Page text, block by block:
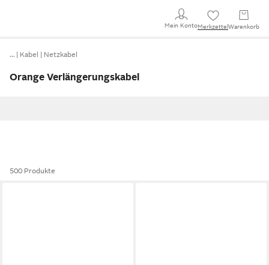
Mein KontoMerkzettel Warenkorb
… Kabel Netzkabel
Orange Verlängerungskabel
500 Produkte